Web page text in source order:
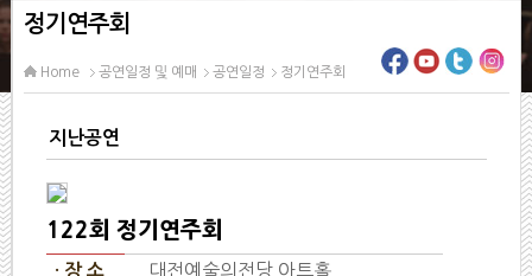
정기연주회
Home 공연일정 및 예매 공연일정 정기연주회
지난공연
122회 정기연주회
· 장 소 대전예술의전당 아트홀